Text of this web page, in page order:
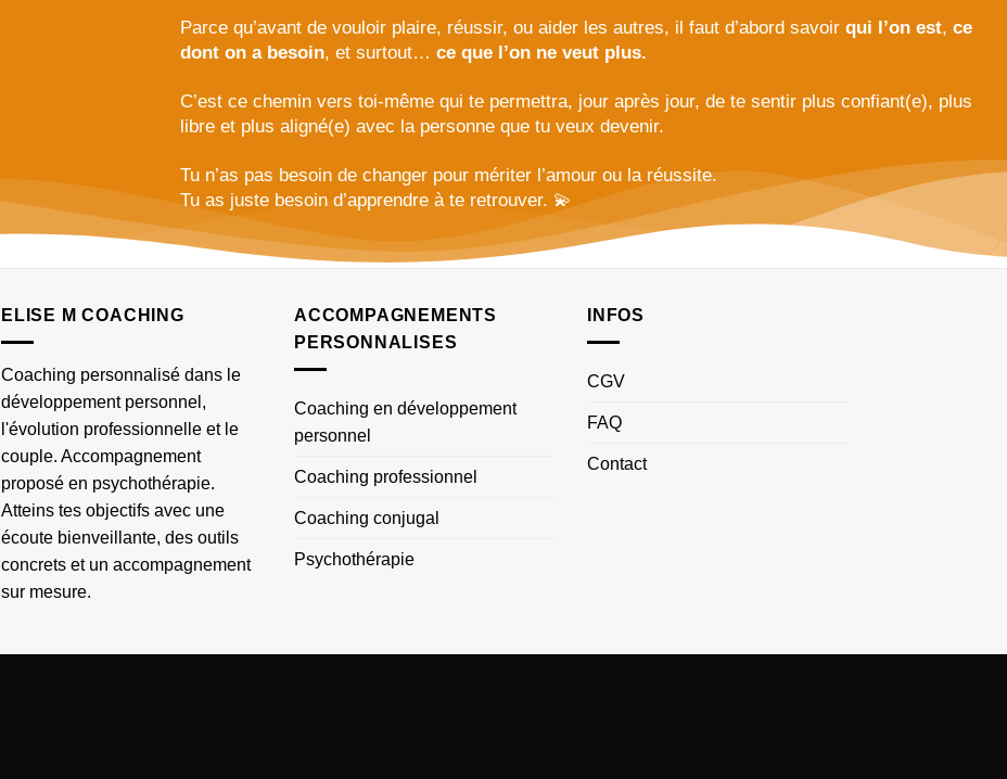
Parce qu’avant de vouloir plaire, réussir, ou aider les autres, il faut d’abord savoirqui l’on est,ce
dont on a besoin, et surtout…ce que l’on ne veut plus.
C’est ce chemin vers toi-même qui te permettra, jour après jour, de te sentir plus confiant(e), plus
libre et plus aligné(e) avec la personne que tu veux devenir.
Tu n’as pas besoin de changer pour mériter l’amour ou la réussite.
Tu as juste besoin d’apprendre à te retrouver. 💫
ELISE M COACHING
Coaching personnalisé dans le
développement personnel,
l'évolution professionnelle et le
couple. Accompagnement
proposé en psychothérapie.
Atteins tes objectifs avec une
écoute bienveillante, des outils
concrets et un accompagnement
sur mesure.
ACCOMPAGNEMENTS
PERSONNALISES
Coaching en développement
personnel
Coaching professionnel
Coaching conjugal
Psychothérapie
INFOS
CGV
FAQ
Contact